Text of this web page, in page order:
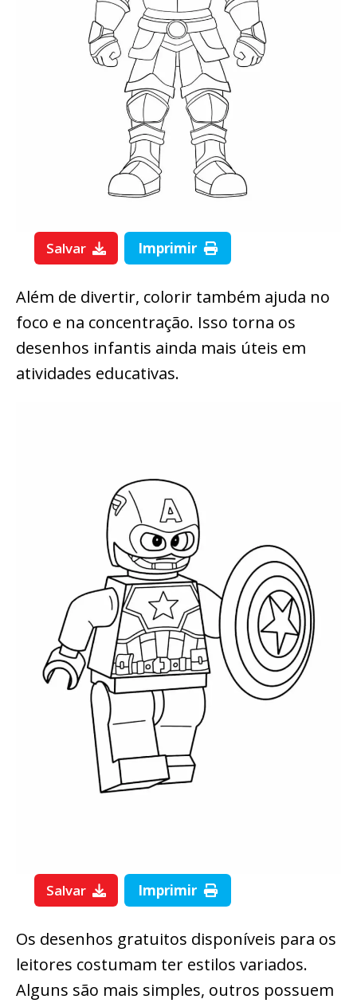
Salvar Imprimir
Além de divertir, colorir também ajuda no
foco e na concentração. Isso torna os
desenhos infantis ainda mais úteis em
atividades educativas.
Salvar Imprimir
Os desenhos gratuitos disponíveis para os
leitores costumam ter estilos variados.
Alguns são mais simples, outros possuem